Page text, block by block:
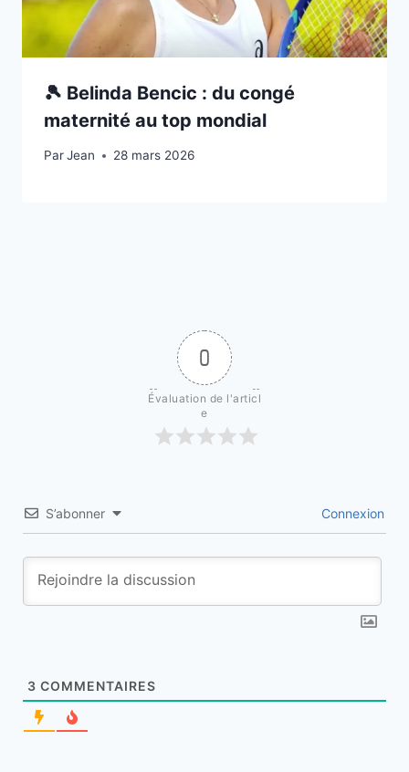
🎾 Belinda Bencic : du congé
maternité au top mondial
ParJean
3 novembre 202528 mars 2026
0
Évaluation de l'articl
e
S’abonner Connexion
3 COMMENTAIRES